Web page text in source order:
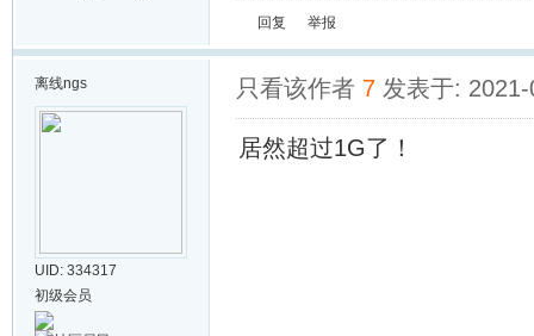
回复 举报
离线ngs
UID: 334317
初级会员
只看该作者 7 发表于:
居然超过1G了！